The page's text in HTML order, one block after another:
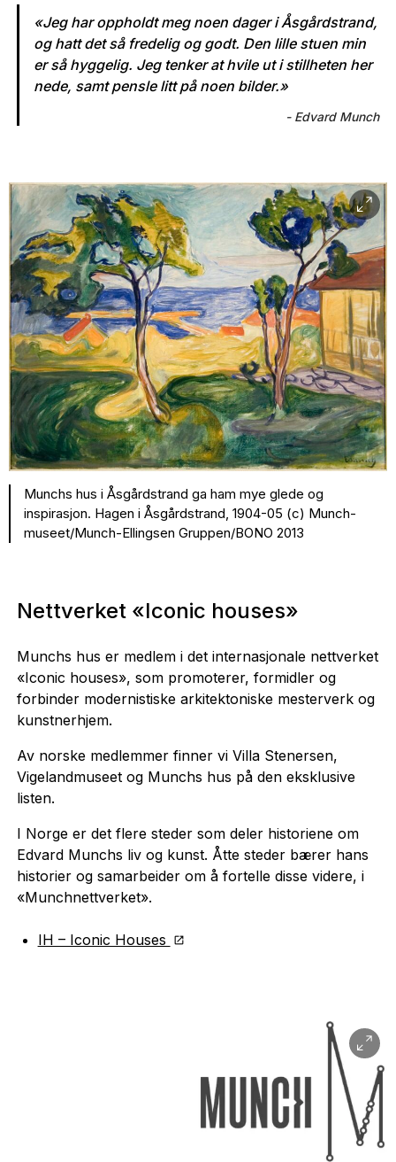
«Jeg har oppholdt meg noen dager i Åsgårdstrand,
og hatt det så fredelig og godt. Den lille stuen min
er så hyggelig. Jeg tenker at hvile ut i stillheten her
nede, samt pensle litt på noen bilder.»
Edvard Munch
Munchs hus i Åsgårdstrand ga ham mye glede og
inspirasjon. Hagen i Åsgårdstrand, 1904-05 (c) Munch-
museet/Munch-Ellingsen Gruppen/BONO 2013
Nettverket «Iconic houses»
Munchs hus er medlem i det internasjonale nettverket
«Iconic houses», som promoterer, formidler og
forbinder modernistiske arkitektoniske mesterverk og
kunstnerhjem.
Av norske medlemmer finner vi Villa Stenersen,
Vigelandmuseet og Munchs hus på den eksklusive
listen.
I Norge er det flere steder som deler historiene om
Edvard Munchs liv og kunst. Åtte steder bærer hans
historier og samarbeider om å fortelle disse videre, i
«Munchnettverket».
IH – Iconic Houses